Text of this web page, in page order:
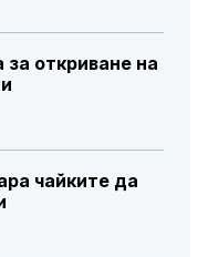
откриване на
чайките да